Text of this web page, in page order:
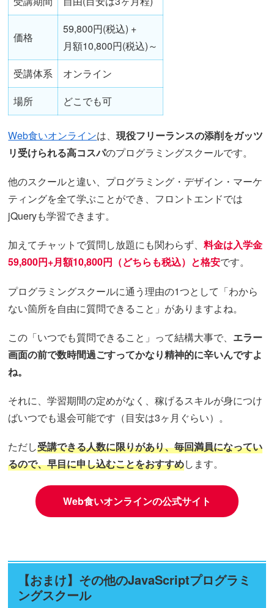
価格
59,800円(税込) +
月額10,800円(税込)～
受講体系
オンライン
場所
どこでも可
Web食いオンラインは、現役フリーランスの添削をガッツ
リ受けられる高コスパのプログラミングスクールです。
他のスクールと違い、プログラミング・デザイン・マーケ
ティングを全て学ぶことができ、フロントエンドでは
jQueryも学習できます。
加えてチャットで質問し放題にも関わらず、料金は入学金
59,800円+月額10,800円（どちらも税込）と格安です。
プログラミングスクールに通う理由の1つとして「わから
ない箇所を自由に質問できること」がありますよね。
この「いつでも質問できること」って結構大事で、 エラー
画面の前で数時間過ごすってかなり精神的に辛いんですよ
ね。
それに、学習期間の定めがなく、稼げるスキルが身につけ
ばいつでも退会可能です（目安は3ヶ月ぐらい）。
ただし受講できる人数に限りがあり、毎回満員になってい
るので、早目に申し込むことをおすすめします。
Web食いオンラインの公式サイト
【おまけ】その他のJavaScriptプログラミ
ングスクール